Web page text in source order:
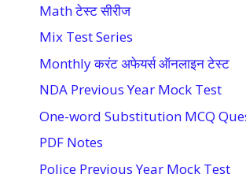
Math टेस्ट सीरीज
Mix Test Series
Monthly करंट अफेयर्स ऑनलाइन टेस्ट
NDA Previous Year Mock Test
One-word Substitution MCQ
PDF Notes
Police Previous Year Mock Test